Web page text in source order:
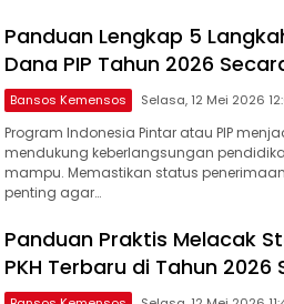
Panduan Lengkap 5
Dana PIP Tahun 2026
Bansos Kemensos
Program Indonesia Pintar atau PIP
mendukung keberlangsungan
mampu. Memastikan status
penting agar…
Panduan Praktis Melacak
PKH Terbaru di Tahun